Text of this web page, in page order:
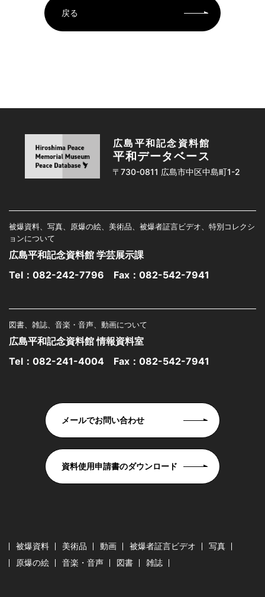
戻る
広島平和記念資料館
平和データベース
〒730-0811 広島市中区中島町1-2
被爆資料、写真、原爆の絵、美術品、被爆者証言ビデオ、特別コレクシ
ョンについて
広島平和記念資料館 学芸展示課
Tel： 082-242-7796 Fax：082-542-7941
図書、雑誌、音楽・音声、動画について
広島平和記念資料館 情報資料室
Tel： 082-241-4004 Fax：082-542-7941
メールでお問い合わせ
資料使用申請書のダウンロード
被爆資料 美術品 動画 被爆者証言ビデオ
写真
原爆の絵
音楽・音声 図書 雑誌